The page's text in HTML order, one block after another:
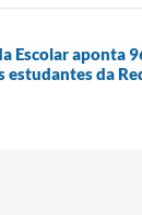
Escolar aponta
estudantes da